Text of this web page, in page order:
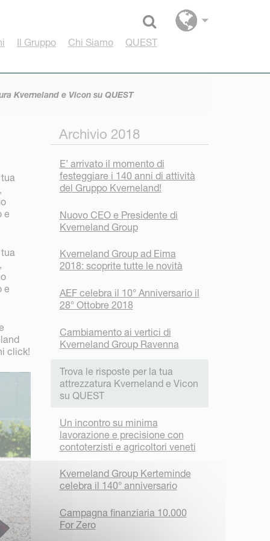
Select language
Il Gruppo Chi Siamo QUEST
Kverneland e Vicon su QUEST
e
e
click!
Archivio 2018
E’ arrivato il momento di
festeggiare i 140 anni di attività
del Gruppo Kverneland!
Nuovo CEO e Presidente di
Kverneland Group
Kverneland Group ad Eima
2018: scoprite tutte le novità
AEF celebra il 10° Anniversario il
28° Ottobre 2018
Cambiamento ai vertici di
Kverneland Group Ravenna
Trova le risposte per la tua
attrezzatura Kverneland e Vicon
su QUEST
Un incontro su minima
lavorazione e precisione con
contoterzisti e agricoltori veneti
Kverneland Group Kerteminde
celebra il 140° anniversario
Campagna finanziaria 10.000
For Zero